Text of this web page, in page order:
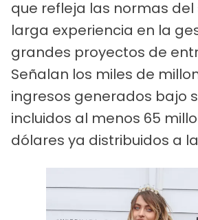
que refleja las normas del
larga experiencia en la
grandes proyectos de
Señalan los miles de
ingresos generados bajo
incluidos al menos 65
dólares ya distribuidos a